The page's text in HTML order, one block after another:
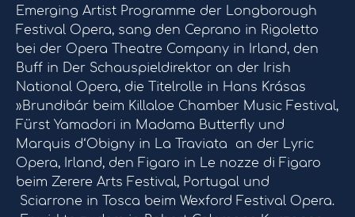
Emerging Artist Programme der Longborough
Festival Opera, sang den Ceprano in Rigoletto
bei der Opera Theatre Company in Irland, den
Buff in Der Schauspieldirektor an der Irish
National Opera, die Titelrolle in Hans Krásas
»Brundibár beim Killaloe Chamber Music Festival,
Fürst Yamadori in Madama Butterfly und
Marquis d‘Obigny in La Traviata an der Lyric
Opera, Irland, den Figaro in Le nozze di Figaro
beim Zerere Arts Festival, Portugal und
Sciarrone in Tosca beim Wexford Festival Opera.